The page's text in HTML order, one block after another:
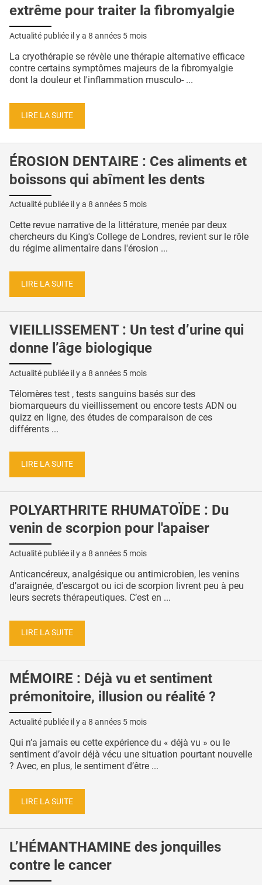
extrême pour traiter la fibromyalgie
Actualité publiée il y a 8 années 5 mois
La cryothérapie se révèle une thérapie alternative efficace
contre certains symptômes majeurs de la fibromyalgie
dont la douleur et l'inflammation musculo- ...
LIRE LA SUITE
ÉROSION DENTAIRE : Ces aliments et
boissons qui abîment les dents
Actualité publiée il y a 8 années 5 mois
Cette revue narrative de la littérature, menée par deux
chercheurs du King's College de Londres, revient sur le rôle
du régime alimentaire dans l'érosion ...
LIRE LA SUITE
VIEILLISSEMENT : Un test d’urine qui
donne l’âge biologique
Actualité publiée il y a 8 années 5 mois
Télomères test , tests sanguins basés sur des
biomarqueurs du vieillissement ou encore tests ADN ou
quizz en ligne, des études de comparaison de ces
différents ...
LIRE LA SUITE
POLYARTHRITE RHUMATOÏDE : Du
venin de scorpion pour l'apaiser
Actualité publiée il y a 8 années 5 mois
Anticancéreux, analgésique ou antimicrobien, les venins
d’araignée, d’escargot ou ici de scorpion livrent peu à peu
leurs secrets thérapeutiques. C’est en ...
LIRE LA SUITE
MÉMOIRE : Déjà vu et sentiment
prémonitoire, illusion ou réalité ?
Actualité publiée il y a 8 années 5 mois
Qui n’a jamais eu cette expérience du « déjà vu » ou le
sentiment d’avoir déjà vécu une situation pourtant nouvelle
? Avec, en plus, le sentiment d’être ...
LIRE LA SUITE
L’HÉMANTHAMINE des jonquilles
contre le cancer